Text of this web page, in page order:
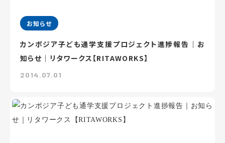
お知らせ
カンボジア子ども通学支援プロジェクト進捗報告｜お
知らせ｜リタワークス【RITAWORKS】
2014.07.01